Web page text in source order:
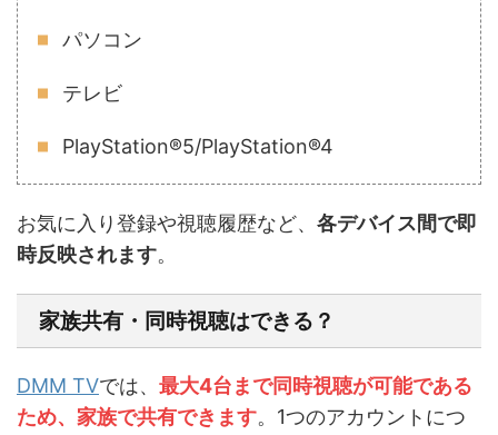
パソコン
テレビ
PlayStation®5/PlayStation®4
お気に入り登録や視聴履歴など、 各デバイス間で即
時反映されます。
家族共有・同時視聴はできる？
DMM TVでは、 最大4台まで同時視聴が可能である
ため、家族で共有できます。1つのアカウントにつ